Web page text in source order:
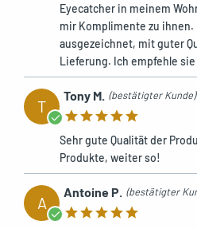
Eyecatcher in meinem
mir Komplimente zu ihnen.
ausgezeichnet, mit guter
Lieferung. Ich empfehle
T
Tony M. (bestätigter Kunde)
Sehr gute Qualität der
Produkte, weiter so!
A
Antoine P. (bestätigter